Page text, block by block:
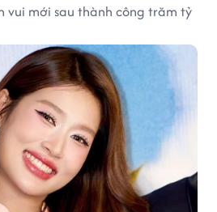
vui mới sau thành công trăm tỷ